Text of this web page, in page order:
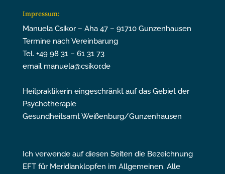
Impressum:
Manuela Csikor – Aha 47 – 91710 Gunzenhausen
Termine nach Vereinbarung
Tel. +49 98 31 – 61 31 73
email manuela@csikor.de
Heilpraktikerin eingeschränkt auf das Gebiet der
Psychotherapie
Gesundheitsamt Weißenburg/Gunzenhausen
Ich verwende auf diesen Seiten die Bezeichnung
EFT für Meridianklopfen im Allgemeinen. Alle